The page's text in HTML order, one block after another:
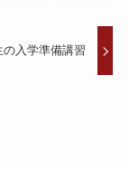
の入学準備講習